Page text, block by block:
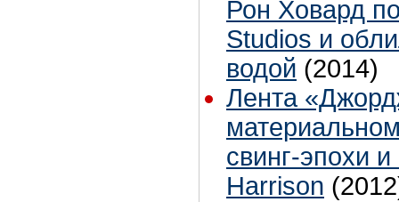
Рон Ховард
Studios и
водой (2014)
Лента
свинг-эпохи
Harrison